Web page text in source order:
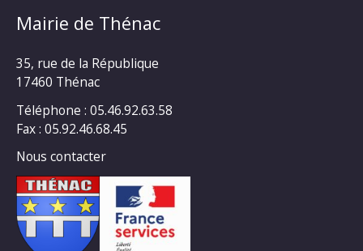
Mairie de Thénac
35, rue de la République
17460 Thénac
Téléphone : 05.46.92.63.58
Fax : 05.92.46.68.45
Nous contacter